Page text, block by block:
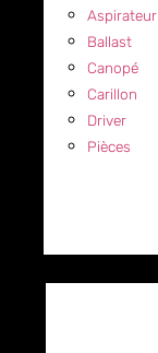
Aspirateur
Ballast
Canopé
Carillon
Driver
Pièces